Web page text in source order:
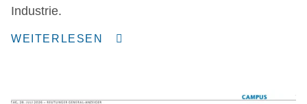
Industrie.
WEITERLESEN